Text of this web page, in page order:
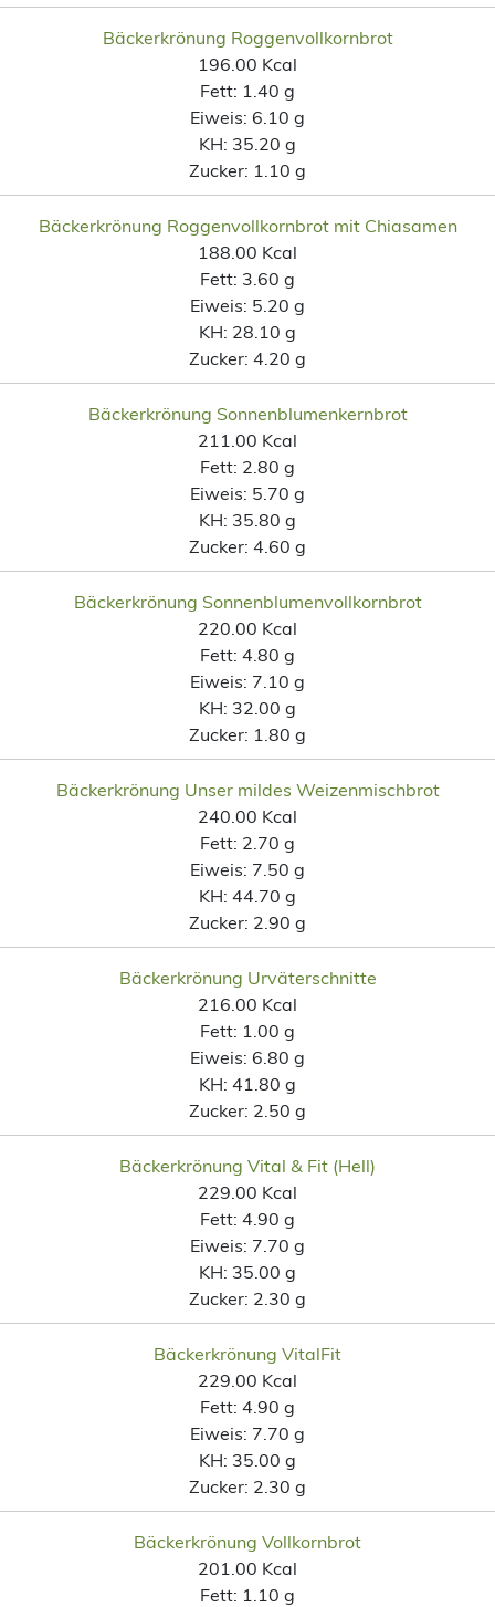
Bäckerkrönung Roggenvollkornbrot
196.00 Kcal
Fett: 1.40 g
Eiweis: 6.10 g
KH: 35.20 g
Zucker: 1.10 g
Bäckerkrönung Roggenvollkornbrot mit Chiasamen
188.00 Kcal
Fett: 3.60 g
Eiweis: 5.20 g
KH: 28.10 g
Zucker: 4.20 g
Bäckerkrönung Sonnenblumenkernbrot
211.00 Kcal
Fett: 2.80 g
Eiweis: 5.70 g
KH: 35.80 g
Zucker: 4.60 g
Bäckerkrönung Sonnenblumenvollkornbrot
220.00 Kcal
Fett: 4.80 g
Eiweis: 7.10 g
KH: 32.00 g
Zucker: 1.80 g
Bäckerkrönung Unser mildes Weizenmischbrot
240.00 Kcal
Fett: 2.70 g
Eiweis: 7.50 g
KH: 44.70 g
Zucker: 2.90 g
Bäckerkrönung Urväterschnitte
216.00 Kcal
Fett: 1.00 g
Eiweis: 6.80 g
KH: 41.80 g
Zucker: 2.50 g
Bäckerkrönung Vital & Fit (Hell)
229.00 Kcal
Fett: 4.90 g
Eiweis: 7.70 g
KH: 35.00 g
Zucker: 2.30 g
Bäckerkrönung VitalFit
229.00 Kcal
Fett: 4.90 g
Eiweis: 7.70 g
KH: 35.00 g
Zucker: 2.30 g
Bäckerkrönung Vollkornbrot
201.00 Kcal
Fett: 1.10 g